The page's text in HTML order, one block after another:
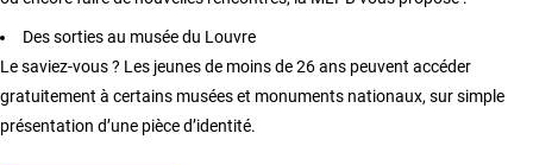
Des sorties au musée du Louvre
Le saviez-vous ? Les jeunes de moins de 26 ans peuvent accéder
gratuitement à certains musées et monuments nationaux, sur simple
présentation d’une pièce d’identité.